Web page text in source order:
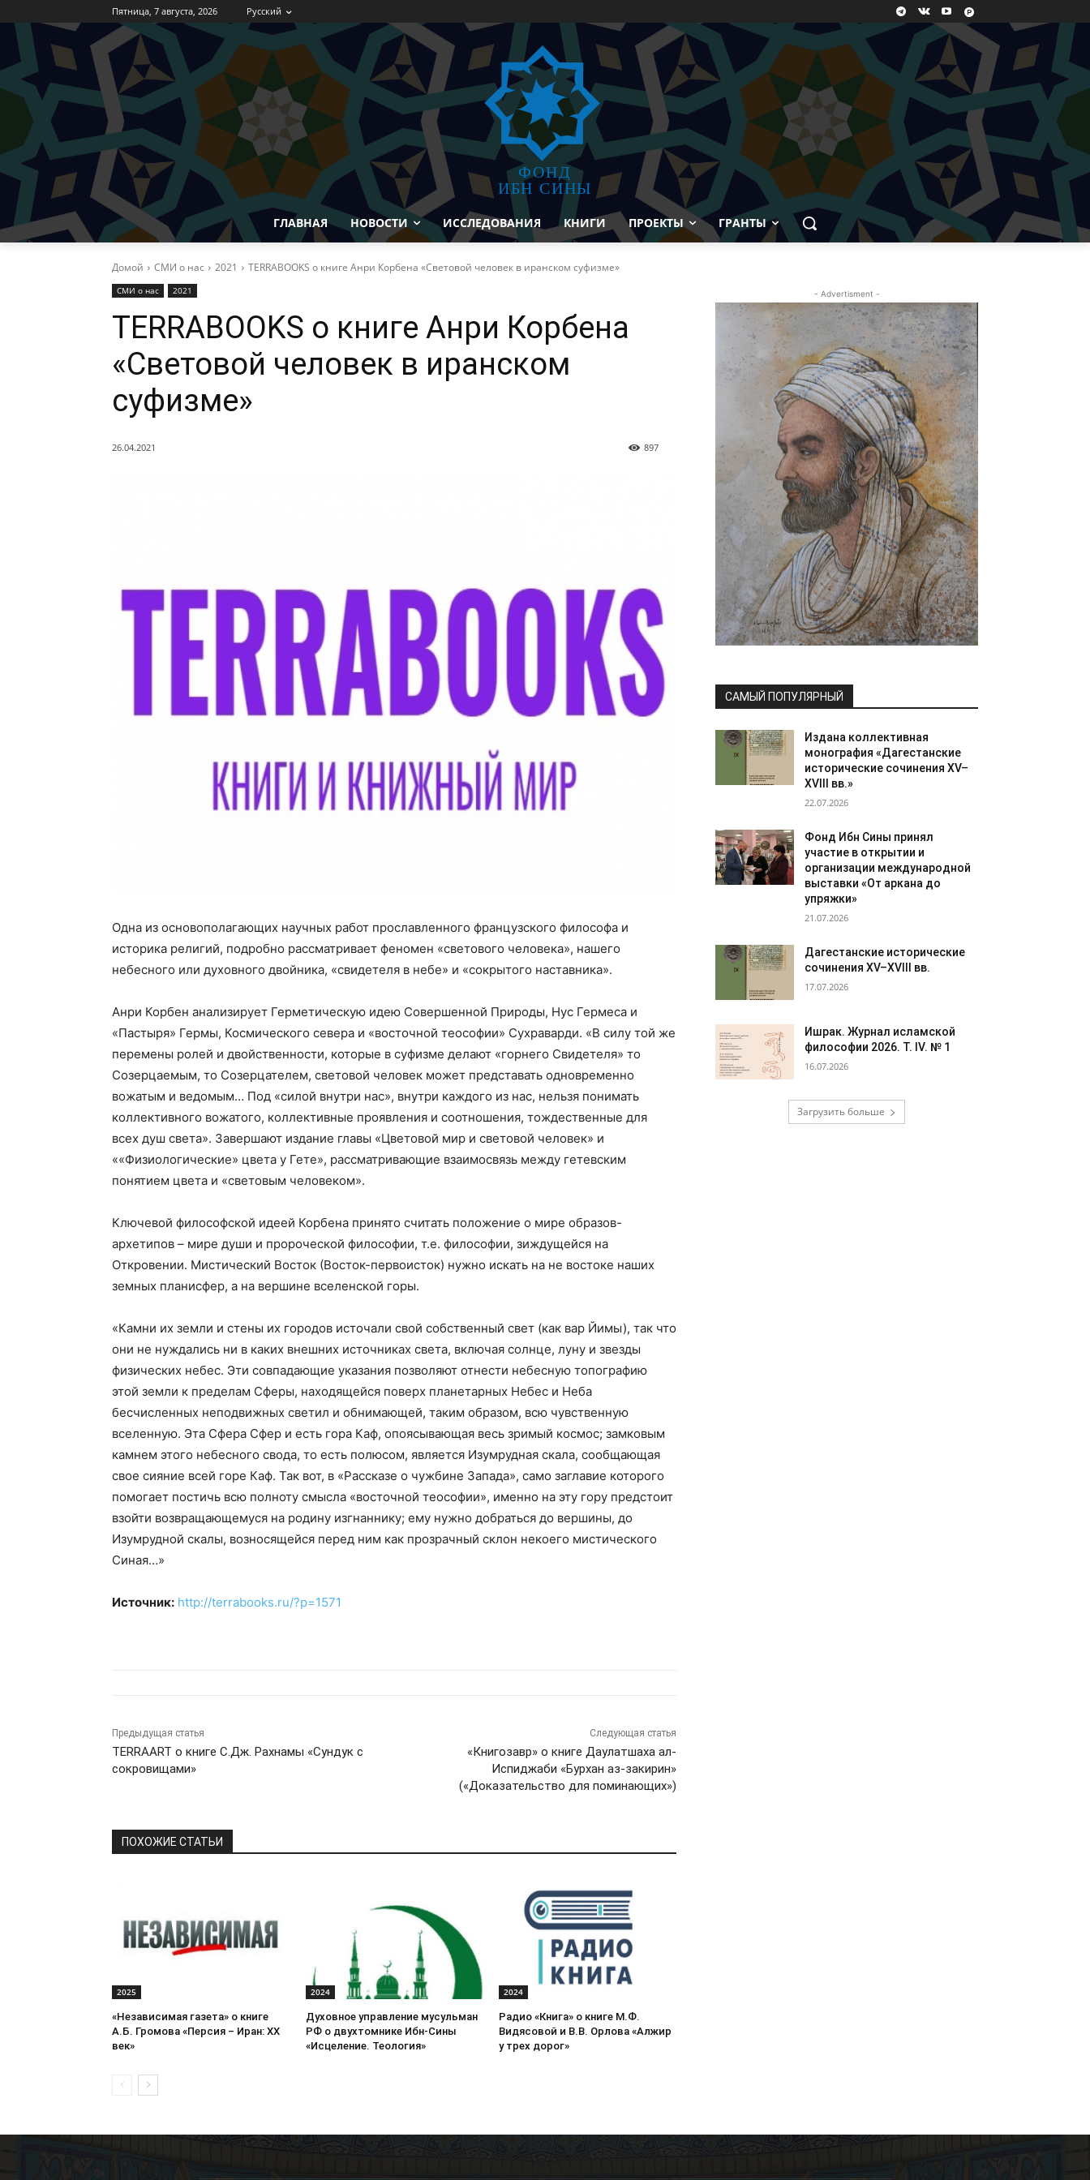
Пятница, 7 августа, 2026 Русский
ФОНД
ИБН СИНЫ
ГЛАВНАЯ НОВОСТИ ИССЛЕДОВАНИЯ КНИГИ ПРОЕКТЫ ГРАНТЫ
Домой СМИ о нас 2021 TERRABOOKS о книге Анри Корбена «Световой человек в иранском суфизме»
СМИ о нас 2021
TERRABOOKS о книге Анри Корбена
«Световой человек в иранском
суфизме»
26.04.2021 897
Одна из основополагающих научных работ прославленного французского философа и
историка религий, подробно рассматривает феномен «светового человека», нашего
небесного или духовного двойника, «свидетеля в небе» и «сокрытого наставника».
Анри Корбен анализирует Герметическую идею Совершенной Природы, Нус Гермеса и
«Пастыря» Гермы, Космического севера и «восточной теософии» Сухраварди. «В силу той же
перемены ролей и двойственности, которые в суфизме делают «горнего Свидетеля» то
Созерцаемым, то Созерцателем, световой человек может представать одновременно
вожатым и ведомым… Под «силой внутри нас», внутри каждого из нас, нельзя понимать
коллективного вожатого, коллективные проявления и соотношения, тождественные для
всех душ света». Завершают издание главы «Цветовой мир и световой человек» и
««Физиологические» цвета у Гете», рассматривающие взаимосвязь между гетевским
понятием цвета и «световым человеком».
Ключевой философской идеей Корбена принято считать положение о мире образов-
архетипов – мире души и пророческой философии, т.е. философии, зиждущейся на
Откровении. Мистический Восток (Восток-первоисток) нужно искать на не востоке наших
земных планисфер, а на вершине вселенской горы.
«Камни их земли и стены их городов источали свой собственный свет (как вар Йимы), так что
они не нуждались ни в каких внешних источниках света, включая солнце, луну и звезды
физических небес. Эти совпадающие указания позволяют отнести небесную топографию
этой земли к пределам Сферы, находящейся поверх планетарных Небес и Неба
бесчисленных неподвижных светил и обнимающей, таким образом, всю чувственную
вселенную. Эта Сфера Сфер и есть гора Каф, опоясывающая весь зримый космос; замковым
камнем этого небесного свода, то есть полюсом, является Изумрудная скала, сообщающая
свое сияние всей горе Каф. Так вот, в «Рассказе о чужбине Запада», само заглавие которого
помогает постичь всю полноту смысла «восточной теософии», именно на эту гору предстоит
взойти возвращающемуся на родину изгнаннику; ему нужно добраться до вершины, до
Изумрудной скалы, возносящейся перед ним как прозрачный склон некоего мистического
Синая…»
Источник: http://terrabooks.ru/?p=1571
Предыдущая статья
TERRAART о книге С.Дж. Рахнамы «Сундук с
сокровищами»
Следующая статья
«Книгозавр» о книге Даулатшаха ал-
Испиджаби «Бурхан аз-закирин»
(«Доказательство для поминающих»)
ПОХОЖИЕ СТАТЬИ
2025
«Независимая газета» о книге
А.Б. Громова «Персия – Иран: ХХ
век»
2024
Духовное управление мусульман
РФ о двухтомнике Ибн-Сины
«Исцеление. Теология»
2024
Радио «Книга» о книге М.Ф.
Видясовой и В.В. Орлова «Алжир
у трех дорог»
- Advertisment -
САМЫЙ ПОПУЛЯРНЫЙ
Издана коллективная
монография «Дагестанские
исторические сочинения XV–
XVIII вв.»
22.07.2026
Фонд Ибн Сины принял
участие в открытии и
организации международной
выставки «От аркана до
упряжки»
21.07.2026
Дагестанские исторические
сочинения XV–XVIII вв.
17.07.2026
Ишрак. Журнал исламской
философии 2026. Т. IV. № 1
16.07.2026
Загрузить больше